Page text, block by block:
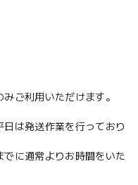
ご利用いただけます。
は発送作業を行っており
に通常よりお時間をいた